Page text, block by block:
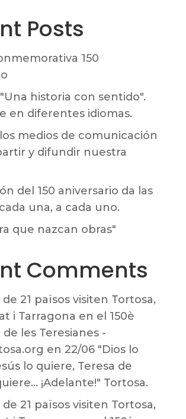
Posts
150
historia con sentido".
en diferentes idiomas.
medios de comunicación
y difundir nuestra
del 150 aniversario da las
una, a cada uno.
que nazcan obras"
Comments
21 països visiten Tortosa,
i Tarragona en el 150è
les Teresianes -
en 22/06 "Dios lo
lo quiere, Teresa de
¡Adelante!" Tortosa.
21 països visiten Tortosa,